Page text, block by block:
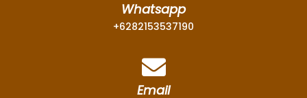
Whatsapp
+6282153537190
Email